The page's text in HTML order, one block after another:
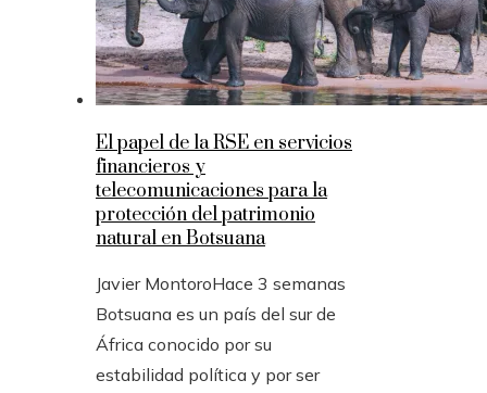
El papel de la RSE en servicios
financieros y
telecomunicaciones para la
protección del patrimonio
natural en Botsuana
Javier MontoroHace 3 semanas
Botsuana es un país del sur de
África conocido por su
estabilidad política y por ser